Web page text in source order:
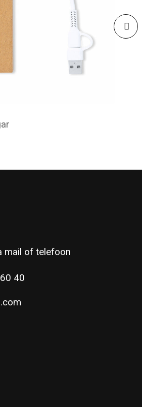
35
mail of telefoon
40